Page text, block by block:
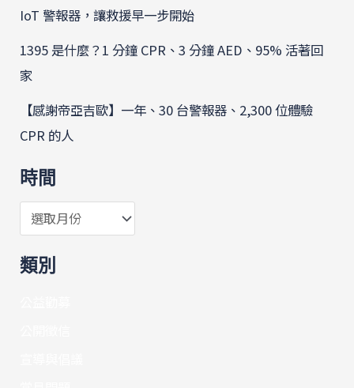
IoT 警報器，讓救援早一步開始
1395 是什麼？1 分鐘 CPR、3 分鐘 AED、95% 活著回
家
【感謝帝亞吉歐】一年、30 台警報器、2,300 位體驗
CPR 的人
時間
類別